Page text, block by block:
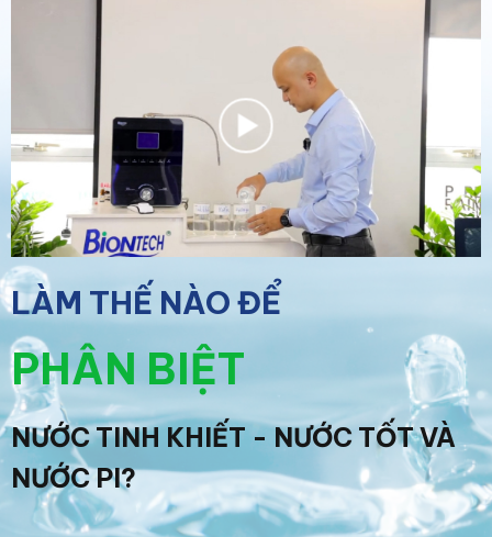
LÀM THẾ NÀO ĐỂ
PHÂN BIỆT
NƯỚC TINH KHIẾT - NƯỚC TỐT VÀ
NƯỚC PI?